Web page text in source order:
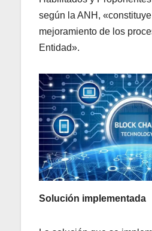
según la ANH,
mejoramiento de los
Entidad».
Solución implementada